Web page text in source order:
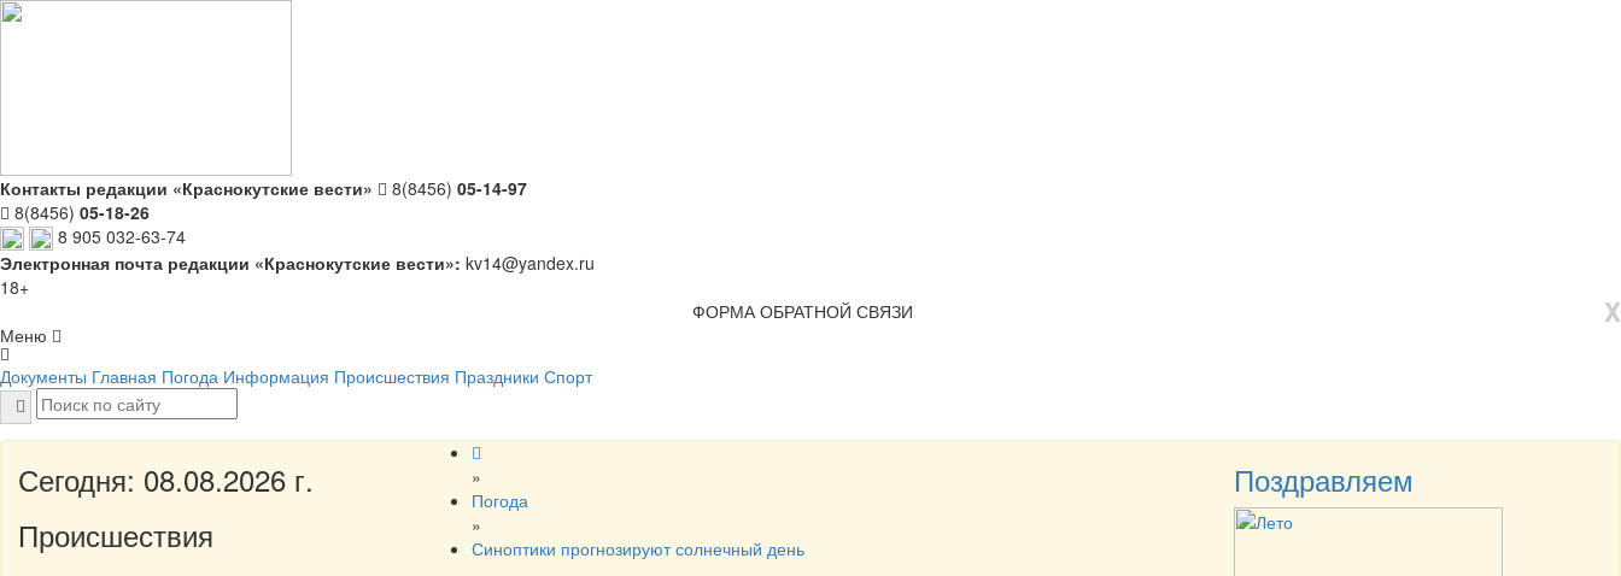
Контакты редакции «Краснокутские вести» 8(8456) 05-14-97
8(8456) 05-18-26
8 905 032-63-74
Электронная почта редакции «Краснокутские вести»: kv14@yandex.ru
18+
X
ФОРМА ОБРАТНОЙ СВЯЗИ
Меню
Документы Главная Погода Информация Происшествия Праздники Спорт
Сегодня: 08.08.2026 г.
Происшествия
»
Погода
»
Синоптики прогнозируют солнечный день
Поздравляем